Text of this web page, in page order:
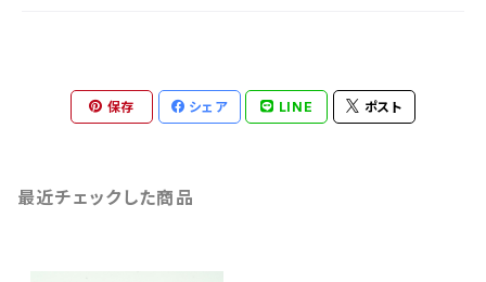
保存 シェア LINE ポスト
最近チェックした商品